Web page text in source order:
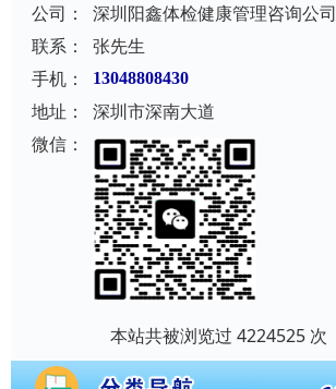
公司：
深圳阳鑫体检健康管理咨询公司
联系：
张先生
手机：
13048808430
地址：
深圳市深南大道
微信：
本站共被浏览过 4224525 次